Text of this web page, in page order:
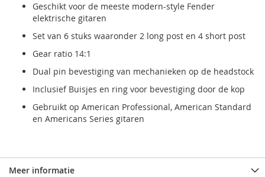
Geschikt voor de meeste modern-style Fender
elektrische gitaren
Set van 6 stuks waaronder 2 long post en 4 short post
Gear ratio 14:1
Dual pin bevestiging van mechanieken op de headstock
Inclusief Buisjes en ring voor bevestiging door de kop
Gebruikt op American Professional, American Standard
en Americans Series gitaren
Meer informatie